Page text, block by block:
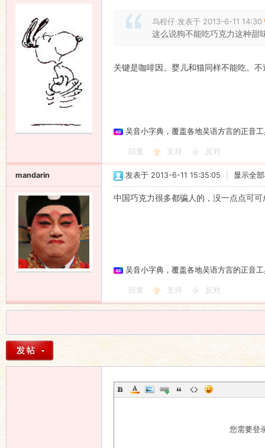
乌程仔 发表于 2013-6-11 14:30
这么说狗不能吃巧克力这种甜
关键是咖啡因。婴儿和猫同样不能吃。
吴音小字典，覆盖各地吴语方言的正音
回复 支持 反对
mandarin 发表于 2013-6-11 15:35:05 显示全
中国巧克力很多都骗人的，没一点点可
吴音小字典，覆盖各地吴语方言的正音
回复 支持 反对
您需要登